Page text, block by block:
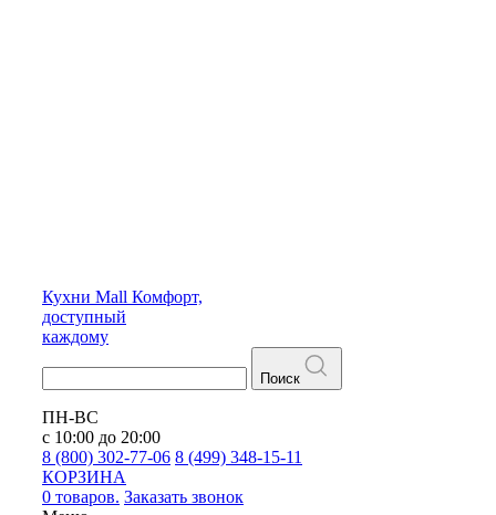
Кухни Mall Комфорт,
доступный
каждому
Поиск
ПН-ВС
с 10:00 до 20:00
8 (800) 302-77-06 8 (499) 348-15-11
КОРЗИНА
0 товаров. Заказать звонок